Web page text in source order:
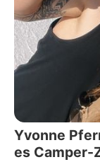
Yvonne
es Camper-